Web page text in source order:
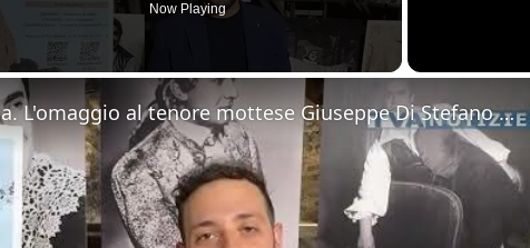
Now Playing
Motta Sant'Anastasia. L'omaggio al tenore mottese Giuseppe Di Stefano nel giorno della sua nascita.